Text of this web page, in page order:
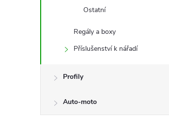
Ostatní
Regály a boxy
Příslušenství k nářadí
Profily
Auto-moto